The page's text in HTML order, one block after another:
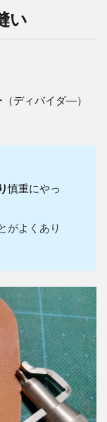
い
ディバイダ―）
慎重にやっ
がよくあり